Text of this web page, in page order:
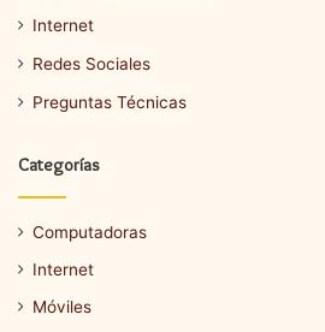
Internet
Redes Sociales
Preguntas Técnicas
Categorías
Computadoras
Internet
Móviles